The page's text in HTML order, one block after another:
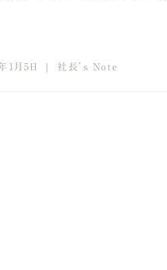
1月5日 社長’s Note